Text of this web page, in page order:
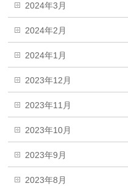
2024年3月
2024年2月
2024年1月
2023年12月
2023年11月
2023年10月
2023年9月
2023年8月